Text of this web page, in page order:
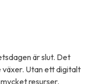
är slut. Det
växer. Utan ett digitalt
resurser.